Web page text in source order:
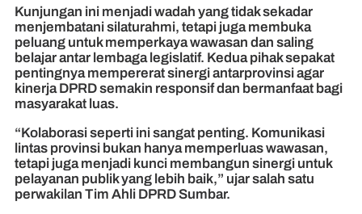
Kunjungan ini menjadi wadah yang tidak sekadar
menjembatani silaturahmi, tetapi juga membuka
peluang untuk memperkaya wawasan dan saling
belajar antar lembaga legislatif. Kedua pihak sepakat
pentingnya mempererat sinergi antarprovinsi agar
kinerja DPRD semakin responsif dan bermanfaat bagi
masyarakat luas.
“Kolaborasi seperti ini sangat penting. Komunikasi
lintas provinsi bukan hanya memperluas wawasan,
tetapi juga menjadi kunci membangun sinergi untuk
pelayanan publik yang lebih baik,” ujar salah satu
perwakilan Tim Ahli DPRD Sumbar.